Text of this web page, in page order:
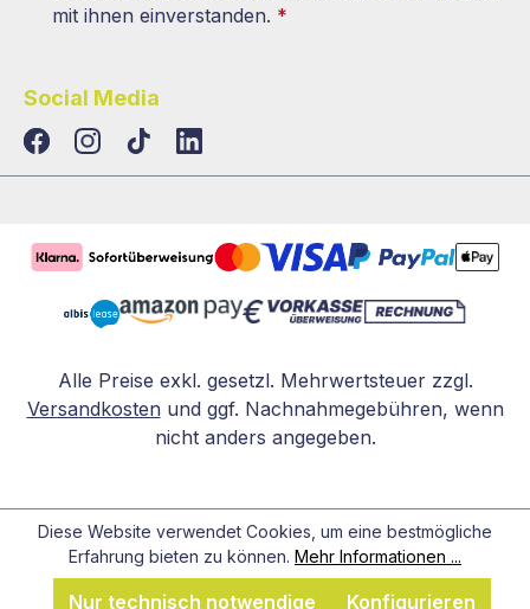
mit ihnen einverstanden. *
Social Media
TikTokLinkedIn
Alle Preise exkl. gesetzl. Mehrwertsteuer zzgl.
Versandkosten und ggf. Nachnahmegebühren, wenn
nicht anders angegeben.
Diese Website verwendet Cookies, um eine bestmögliche
Erfahrung bieten zu können. Mehr Informationen ...
Nur technisch notwendige Konfigurieren